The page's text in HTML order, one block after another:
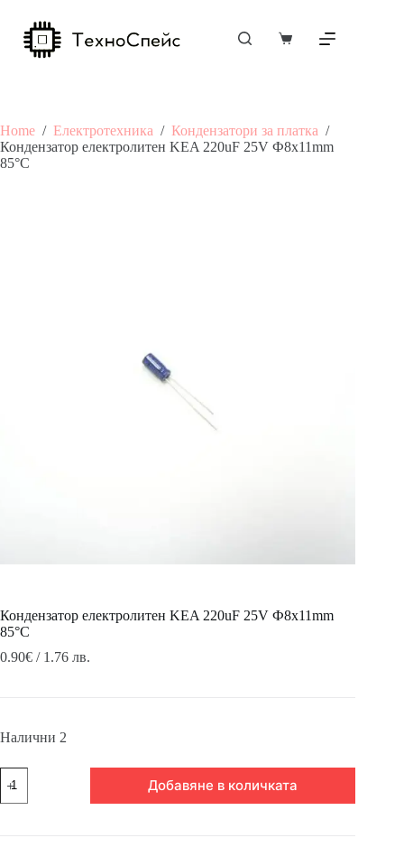
content
Shopping
Home / Електротехника / Кондензатори за платка /
Кондензатор електролитен KEA 220uF 25V Ф8х11mm
85°C
Кондензатор електролитен KEA 220uF 25V Ф8х11mm
85°C
0.90€ / 1.76 лв.
Налични 2
количество
за
Кондензатор
Добавяне в количката